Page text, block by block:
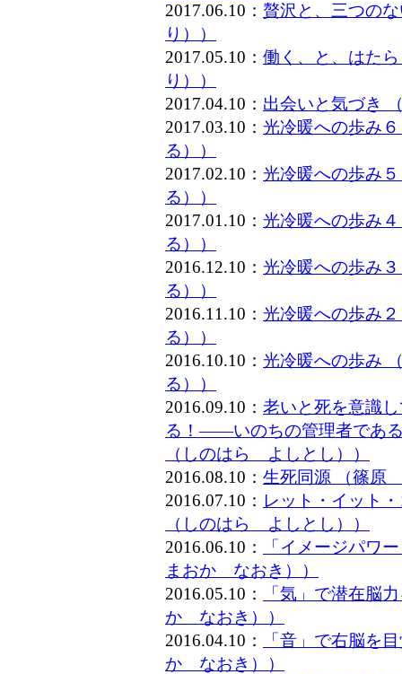
2017.06.10： 贅沢と、三つの
り））
2017.05.10： 働く、と、はた
り））
2017.04.10： 出会いと気づき
2017.03.10： 光冷暖への歩み
る））
2017.02.10： 光冷暖への歩み
る））
2017.01.10： 光冷暖への歩み
る））
2016.12.10： 光冷暖への歩み
る））
2016.11.10： 光冷暖への歩み
る））
2016.10.10： 光冷暖への歩み
る））
2016.09.10： 老いと死を意識
る！――いのちの管理者であ
（しのはら よしとし））
2016.08.10： 生死同源 （篠原
2016.07.10： レット・イット
（しのはら よしとし））
2016.06.10：
「イメージパワ
まおか なおき））
2016.05.10：
「気」で潜在脳
か なおき））
2016.04.10：
「音」で右脳を
か なおき））